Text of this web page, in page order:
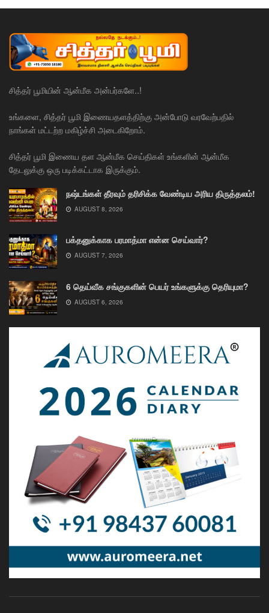
சித்தர் பூமியின் ஆன்மீக அன்பர்களே..!
உங்களை, சித்தர் பூமி இணையதளத்திற்கு அன்போடு வரவேற்பதில்
நாங்கள் மட்டற்ற மகிழ்ச்சி அடைகிறோம்.
சித்தர் பூமி இணைய தள ஆன்மீக செய்திகள் உங்களின் ஆன்மீக
தேடலுக்கு ஒரு படிக்கட்டாக இருக்கும்.
நஷ்டங்கள் தீரவும் தரிசிக்க வேண்டிய அரிய திருத்தலம்!
AUGUST 8, 2026
பக்தனுக்காக பரமாத்மா என்ன செய்வார்?
AUGUST 7, 2026
6 தெய்வீக சங்குகளின் பெயர் உங்களுக்கு தெரியுமா?
AUGUST 6, 2026